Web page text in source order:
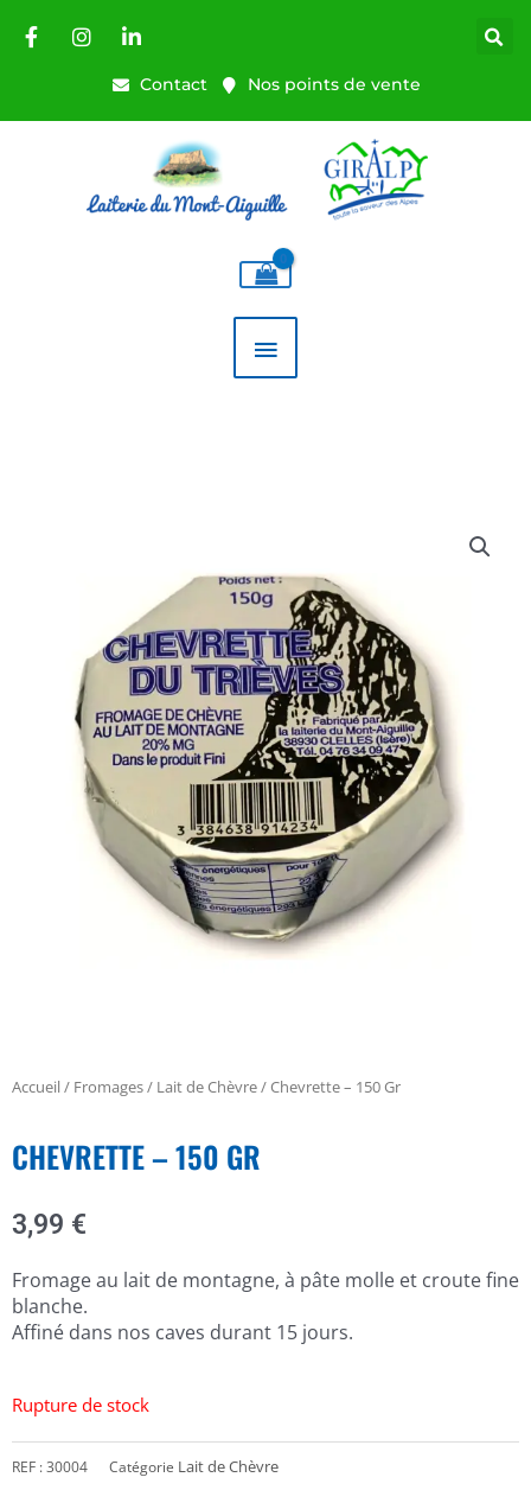
Contact Nos points de vente
PRINCIPAL
Accueil/ Fromages/ Lait de Chèvre/ Chevrette – 150 Gr
CHEVRETTE – 150 GR
3,99 €
Fromage au lait de montagne, à pâte molle et croute fine
blanche.
Affiné dans nos caves durant 15 jours.
Rupture de stock
REF :30004 Catégorie Lait de Chèvre